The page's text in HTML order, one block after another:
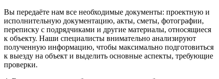
Вы передаёте нам все необходимые документы: проектную и
исполнительную документацию, акты, сметы, фотографии,
переписку с подрядчиками и другие материалы, относящиеся
к объекту. Наши специалисты внимательно анализируют
полученную информацию, чтобы максимально подготовиться
к выезду на объект и выделить основные аспекты, требующие
проверки.